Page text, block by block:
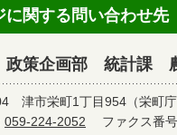
に関する問い合わせ先
策企画部 統計課
津市栄町1丁目954（栄町庁
059-224-2052 ファクス番